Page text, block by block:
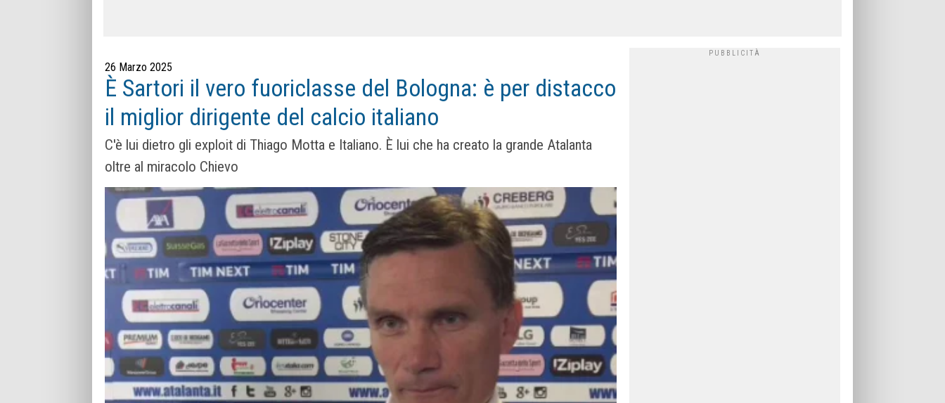
26 Marzo 2025
È Sartori il vero fuoriclasse del Bologna: è per distacco
il miglior dirigente del calcio italiano
C'è lui dietro gli exploit di Thiago Motta e Italiano. È lui che ha creato la grande Atalanta
oltre al miracolo Chievo